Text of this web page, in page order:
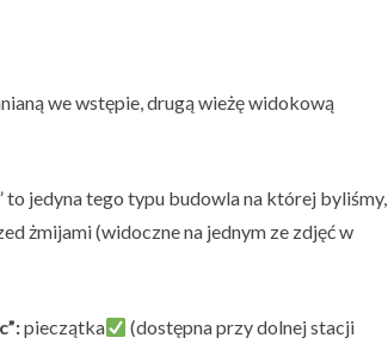
we wstępie, drugą wieżę widokową
jedyna tego typu budowla na której byliśmy,
żmijami (widoczne na jednym ze zdjęć w
pieczątka
(dostępna przy dolnej stacji